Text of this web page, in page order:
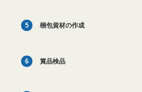
5 梱包資材の作成
6 賞品検品